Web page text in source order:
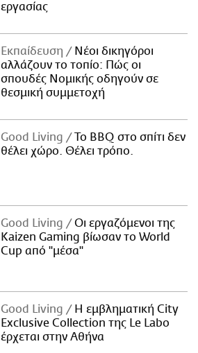
εργασίας
Εκπαίδευση
Νέοι δικηγόροι
αλλάζουν το τοπίο: Πώς οι
σπουδές Νομικής οδηγούν σε
θεσμική συμμετοχή
Good Living
Το BBQ στο σπίτι δεν
θέλει χώρο. Θέλει τρόπο.
Good Living
Οι εργαζόμενοι της
Kaizen Gaming βίωσαν το World
Cup από "μέσα"
Good Living
Η εμβληματική City
Exclusive Collection της Le Labo
έρχεται στην Αθήνα